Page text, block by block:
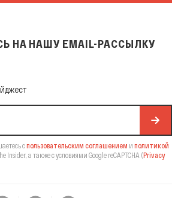
НА НАШУ EMAIL-РАССЫЛКУ
Email-рассылку
спользовательским соглашением и политикой
Insider, а также с условиями Google reCAPTCHA (Privacy